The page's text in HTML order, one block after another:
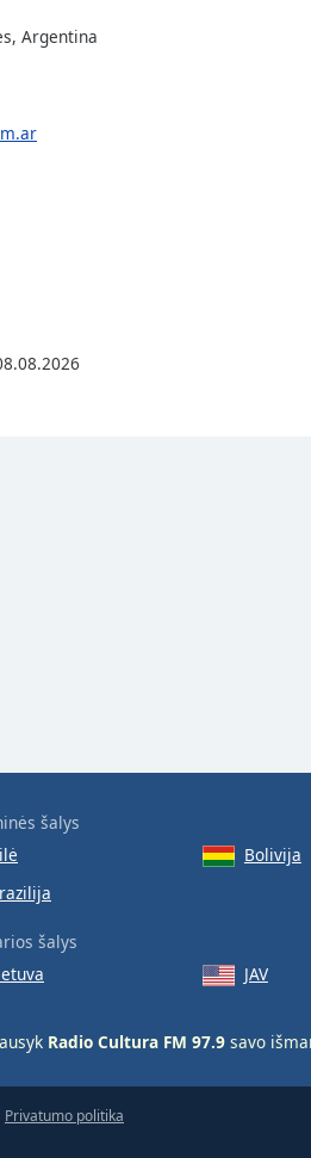
Argentina
šalys
Bolivija
šalys
JAV
Radio Cultura FM 97.9 savo
Privatumo politika